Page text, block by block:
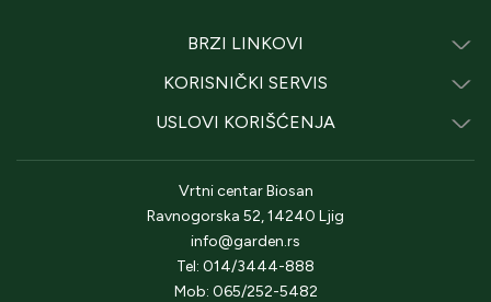
BRZI LINKOVI
KORISNIČKI SERVIS
USLOVI KORIŠĆENJA
Vrtni centar Biosan
Ravnogorska 52, 14240 Ljig
info@garden.rs
Tel: 014/3444-888
Mob: 065/252-5482